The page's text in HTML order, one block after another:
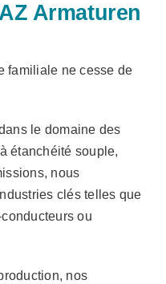
Armaturen
familiale ne cesse de
le domaine des
étanchéité souple,
nous
clés telles que
ou
nos